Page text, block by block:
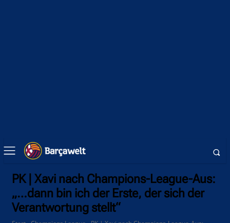
PK | Xavi nach Champions-League-Aus:
„…dann bin ich der Erste, der sich der
Verantwortung stellt“